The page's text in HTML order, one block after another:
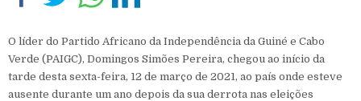
O líder do Partido Africano da Independência da Guiné e Cabo
Verde (PAIGC), Domingos Simões Pereira, chegou ao início da
tarde desta sexta-feira, 12 de março de 2021, ao país onde esteve
ausente durante um ano depois da sua derrota nas eleições